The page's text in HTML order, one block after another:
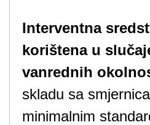
Interventna
korištena u
vanrednih
skladu sa
minimalnim